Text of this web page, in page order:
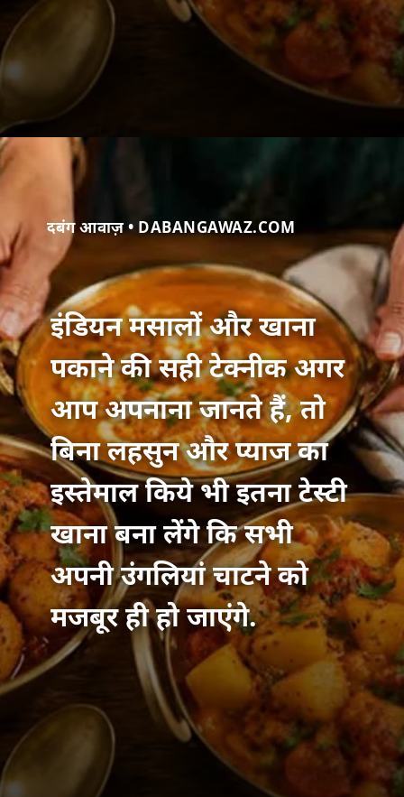
दबंग आवाज़ • DABANGAWAZ.COM
इंडियन मसालों और खाना
पकाने की सही टेक्नीक अगर
आप अपनाना जानते हैं, तो
बिना लहसुन और प्याज का
इस्तेमाल किये भी इतना टेस्टी
खाना बना लेंगे कि सभी
अपनी उंगलियां चाटने को
मजबूर ही हो जाएंगे.